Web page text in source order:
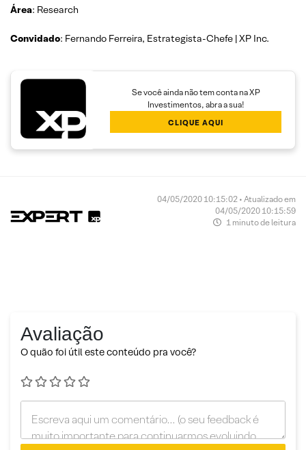
Área: Research
Convidado: Fernando Ferreira, Estrategista-Chefe | XP Inc.
Se você ainda não tem conta na XP
Investimentos, abra a sua!
CLIQUE AQUI
04/05/2020 10:15:02 • Atualizado em
04/05/2020 10:15:59
1 minuto de leitura
Avaliação
O quão foi útil este conteúdo pra você?